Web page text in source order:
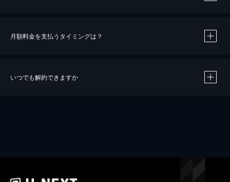
※40％ポイント還元の対象は、クレジットカード決済による作品の購入 / レンタルです。
iOSアプリのUコイン決済による作品の購入 / レンタルは、20％のポイント還元です。
月額料金を支払うタイミングは？
いつでも解約できますか